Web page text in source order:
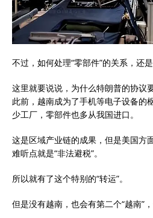
不过，如何处理“零部件”的关系，还
这里就要说说，为什么特朗普的协议
此前，越南成为了手机等电子设备的
少工厂，零部件也多从我国进口。
这是区域产业链的成果，但是美国方
难听点就是“非法避税”。
所以就有了这个特别的“转运”。
但是没有越南，也会有第二个“越南”